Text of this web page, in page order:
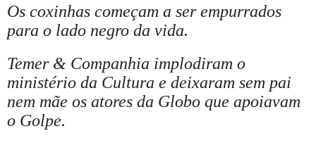
Os coxinhas começam a ser empurrados
para o lado negro da vida.
Temer & Companhia implodiram o
ministério da Cultura e deixaram sem pai
nem mãe os atores da Globo que apoiavam
o Golpe.